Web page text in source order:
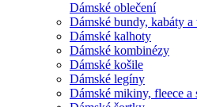
Dámské oblečení
Dámské bundy, kabáty a
Dámské kalhoty
Dámské kombinézy
Dámské košile
Dámské legíny
Dámské mikiny, fleece a